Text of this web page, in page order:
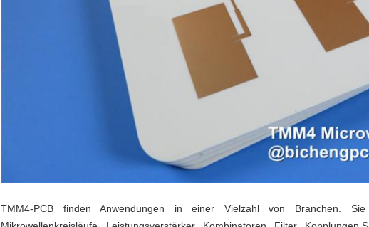
TMM4-PCB finden Anwendungen in einer Vielzahl von Branchen.